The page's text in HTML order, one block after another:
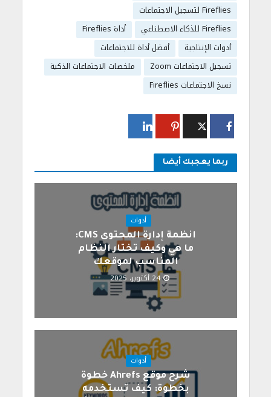
Fireflies لتسجيل الاجتماعات
Fireflies للذكاء الاصطناعي
أداة Fireflies
أدوات الإنتاجية
أفضل أداة للاجتماعات
تسجيل الاجتماعات Zoom
ملخصات الاجتماعات الذكية
نسخ الاجتماعات Fireflies
ربما يعجبك أيضا
أدوات
انظمة إدارة المحتوى CMS:
ما هي وكيف تختار النظام
المناسب لموقعك
24 أكتوبر، 2025
أدوات
شرح موقع Ahrefs خطوة
بخطوة: كيف تستخدمه